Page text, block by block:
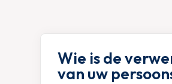
Wie is de
van uw